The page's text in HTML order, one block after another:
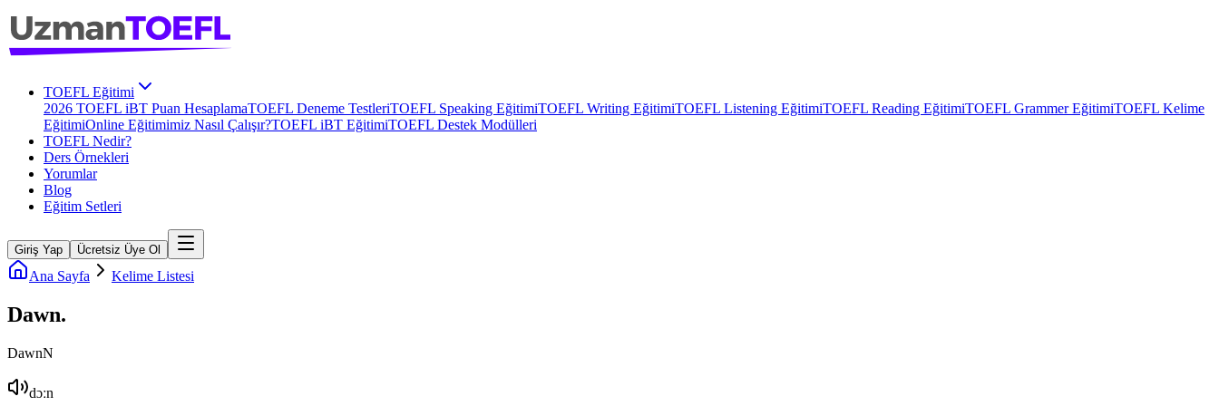
TOEFL Eğitimi
2026 TOEFL iBT Puan HesaplamaTOEFL Deneme TestleriTOEFL Speaking EğitimiTOEFL Writing EğitimiTOEFL Listening EğitimiTOEFL Reading EğitimiTOEFL Grammer EğitimiTOEFL Kelime
EğitimiOnline Eğitimimiz Nasıl Çalışır?TOEFL iBT EğitimiTOEFL Destek Modülleri
TOEFL Nedir?
Ders Örnekleri
Yorumlar
Blog
Eğitim Setleri
Giriş Yap Ücretsiz Üye Ol
Ana Sayfa Kelime Listesi
Dawn.
DawnN
dɔːn